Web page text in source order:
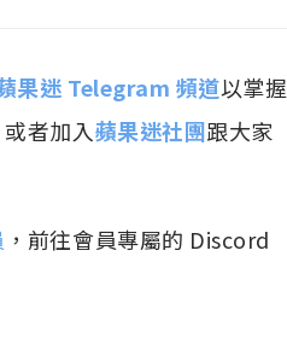
果迷 Telegram 頻道以掌握
者加入蘋果迷社團跟大家
，前往會員專屬的 Discord